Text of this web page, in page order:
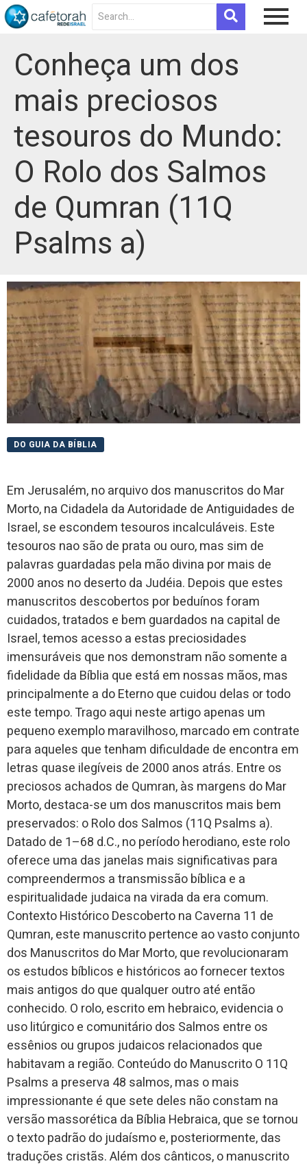
Conheça um dos
mais preciosos
tesouros do Mundo:
O Rolo dos Salmos
de Qumran (11Q
Psalms a)
DO GUIA DA BÍBLIA
Em Jerusalém, no arquivo dos manuscritos do Mar
Morto, na Cidadela da Autoridade de Antiguidades de
Israel, se escondem tesouros incalculáveis. Este
tesouros nao são de prata ou ouro, mas sim de
palavras guardadas pela mão divina por mais de
2000 anos no deserto da Judéia. Depois que estes
manuscritos descobertos por beduínos foram
cuidados, tratados e bem guardados na capital de
Israel, temos acesso a estas preciosidades
imensuráveis que nos demonstram não somente a
fidelidade da Bíblia que está em nossas mãos, mas
principalmente a do Eterno que cuidou delas or todo
este tempo. Trago aqui neste artigo apenas um
pequeno exemplo maravilhoso, marcado em contrate
para aqueles que tenham dificuldade de encontra em
letras quase ilegíveis de 2000 anos atrás. Entre os
preciosos achados de Qumran, às margens do Mar
Morto, destaca-se um dos manuscritos mais bem
preservados: o Rolo dos Salmos (11Q Psalms a).
Datado de 1–68 d.C., no período herodiano, este rolo
oferece uma das janelas mais significativas para
compreendermos a transmissão bíblica e a
espiritualidade judaica na virada da era comum.
Contexto Histórico Descoberto na Caverna 11 de
Qumran, este manuscrito pertence ao vasto conjunto
dos Manuscritos do Mar Morto, que revolucionaram
os estudos bíblicos e históricos ao fornecer textos
mais antigos do que qualquer outro até então
conhecido. O rolo, escrito em hebraico, evidencia o
uso litúrgico e comunitário dos Salmos entre os
essênios ou grupos judaicos relacionados que
habitavam a região. Conteúdo do Manuscrito O 11Q
Psalms a preserva 48 salmos, mas o mais
impressionante é que sete deles não constam na
versão massorética da Bíblia Hebraica, que se tornou
o texto padrão do judaísmo e, posteriormente, das
traduções cristãs. Além dos cânticos, o manuscrito